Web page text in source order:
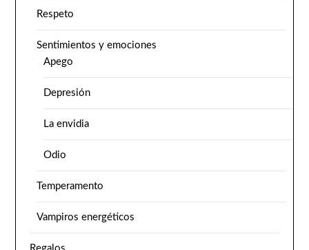
Respeto
Sentimientos y emociones
Apego
Depresión
La envidia
Odio
Temperamento
Vampiros energéticos